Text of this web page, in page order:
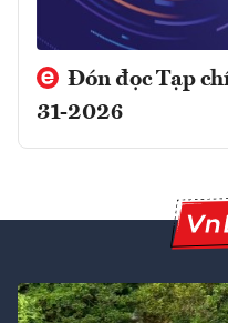
Đón đọc Tạp
31-2026